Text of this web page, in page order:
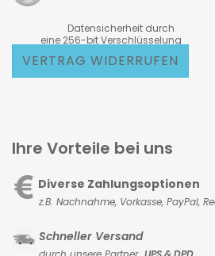
Datensicherheit durch
eine 256-bit Verschlüsselung
VERTRAG WIDERRUFEN
Ihre Vorteile bei uns
Diverse Zahlungsoptionen
z.B. Nachnahme, Vorkasse, PayPal,
Schneller Versand